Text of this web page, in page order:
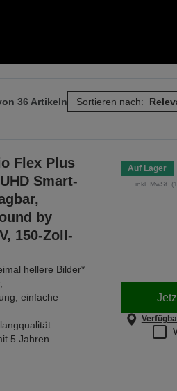
36 Artikeln Sortieren nach:
Flex Plus
Smart-
by
150-Zoll-
hellere Bilder*
einfache
5 Jahren
Auf Lager
inkl. MwSt.